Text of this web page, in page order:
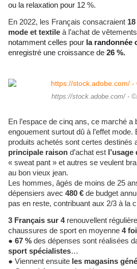
ou la relaxation pour 12 %.
En 2022, les Français consacraient
mode et textile à l’achat de
notamment celles pour la randonnée
enregistré une croissance de 26 %.
https://stock.adobe.com/ -
En l’espace de cinq ans, ce marché a
engouement surtout dû à l’effet mode.
produits achetés sont certes destinés
principale raison d’achat est
« sweat pant » et autres se veulent
au bon vieux jean.
Les hommes, âgés de moins de 25
dépensiers avec 480 € de budget
pas en reste, contribuant aux 2/3 à la
3 Français sur 4renouvellent
chaussures de sport en moyenne 4
● 67 % des dépenses sont réalisées
sport spécialistes…
● Viennent ensuite les magasins